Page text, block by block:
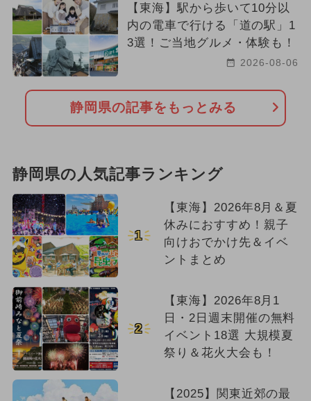
【東海】駅から歩いて10分以
内の電車で行ける「道の駅」1
3選！ご当地グルメ・体験も！
2026-08-06
静岡県の記事をもっとみる
静岡県の人気記事ランキング
1
【東海】2026年8月＆夏
休みにおすすめ！親子
向けおでかけ先＆イベ
ントまとめ
2
【東海】2026年8月1
日・2日週末開催の無料
イベント18選 大規模夏
祭り＆花火大会も！
【2025】関東近郊の最